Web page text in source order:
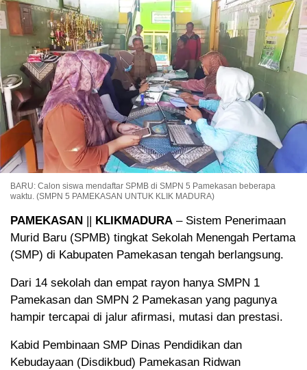
BARU: Calon siswa mendaftar SPMB di SMPN 5 Pamekasan beberapa
waktu. (SMPN 5 PAMEKASAN UNTUK KLIK MADURA)
PAMEKASAN KLIKMADURA – Sistem Penerimaan
Murid Baru (SPMB) tingkat Sekolah Menengah Pertama
(SMP) di Kabupaten Pamekasan tengah berlangsung.
Dari 14 sekolah dan empat rayon hanya SMPN 1
Pamekasan dan SMPN 2 Pamekasan yang pagunya
hampir tercapai di jalur afirmasi, mutasi dan prestasi.
Kabid Pembinaan SMP Dinas Pendidikan dan
Kebudayaan (Disdikbud) Pamekasan Ridwan